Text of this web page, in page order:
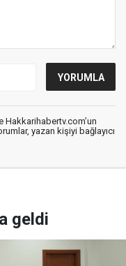
Hakkarihabertv.com’un
yazan kişiyi bağlayıcı
geldi